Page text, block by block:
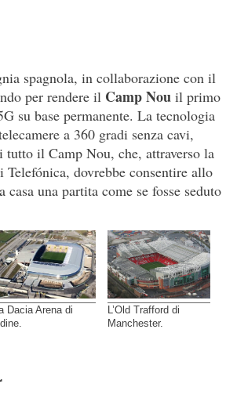
spagnola, in collaborazione con il
per rendere il Camp Nou il primo
su base permanente. La tecnologia
a 360 gradi senza cavi,
il Camp Nou, che, attraverso la
Telefónica, dovrebbe consentire allo
casa una partita come se fosse seduto
Dacia Arena di
L’Old Trafford di
Manchester.